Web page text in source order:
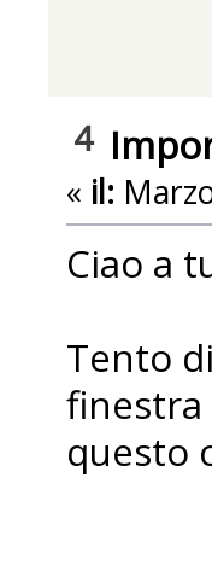
4
« il:
Ciao a
Tento
finestra
questo